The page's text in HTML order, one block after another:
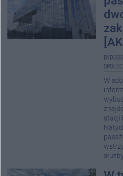
W
stacji